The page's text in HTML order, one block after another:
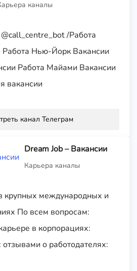
каналы
@call_centre_bot /Работа
Работа Нью-Йорк Вакансии
Работа Майами Вакансии
вакансии
канал Телеграм
Dream Job – Вакансии
Карьера каналы
крупных международных и
По всем вопросам:
в корпорациях:
отзывами о работодателях: